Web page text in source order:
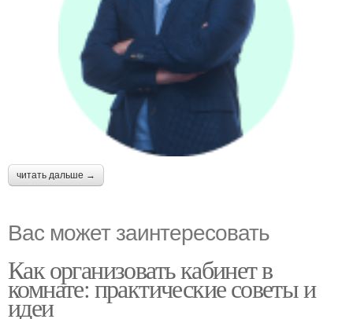
читать дальше →
Вас может заинтересовать
Как организовать кабинет в
комнате: практические советы и
идеи